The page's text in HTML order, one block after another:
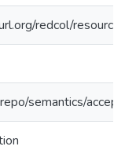
redcol/
semantics/